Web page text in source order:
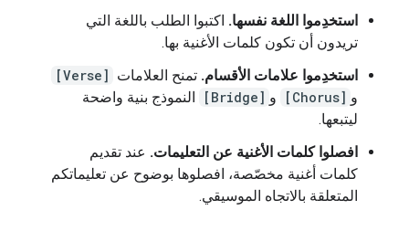
استخدِموا اللغة نفسها. اكتبوا الطلب باللغة التي
تريدون أن تكون كلمات الأغنية بها.
استخدِموا علامات الأقسام. تمنح العلامات [Verse]
و [Chorus] و [Bridge]
النموذج بنية واضحة
ليتبعها.
افصلوا كلمات الأغنية عن التعليمات. عند تقديم
كلمات أغنية مخصّصة، افصلوها بوضوح عن تعليماتكم
المتعلقة بالاتجاه الموسيقي.